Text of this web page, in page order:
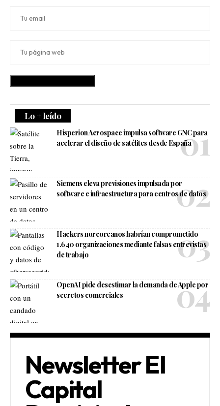
Lo + leído
Hisperion Aerospace impulsa software GNC para
acelerar el diseño de satélites desde España
Siemens eleva previsiones impulsada por
software e infraestructura para centros de datos
Hackers norcoreanos habrían comprometido
1.640 organizaciones mediante falsas entrevistas
de trabajo
OpenAI pide desestimar la demanda de Apple por
secretos comerciales
Newsletter El
Capital